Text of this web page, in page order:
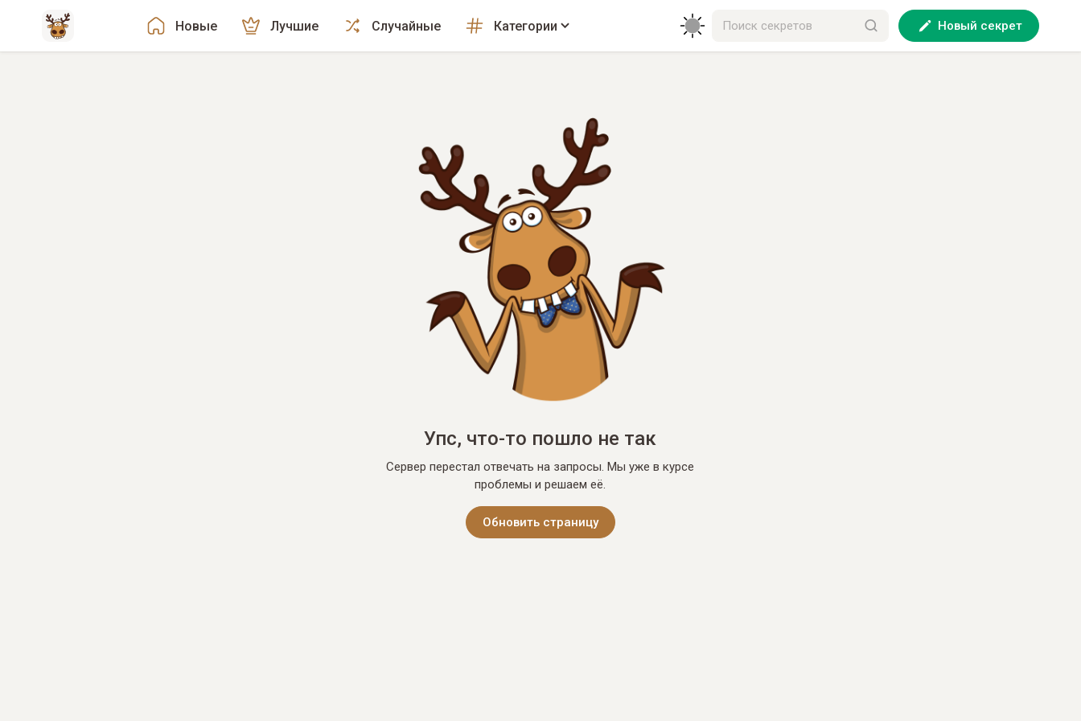
Новые Лучшие Случайные Категории Новый секрет
Упс, что-то пошло не так
Сервер перестал отвечать на запросы. Мы уже в курсе
проблемы и решаем её.
Обновить страницу